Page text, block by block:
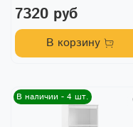
7320 руб
В корзину
В наличии - 4 шт.